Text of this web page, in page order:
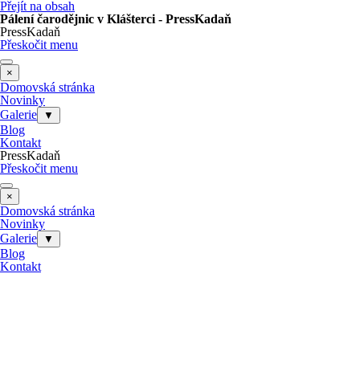
Přejít na obsah
Pálení čarodějnic v Klášterci - PressKadaň
PressKadaň
Přeskočit menu
×
Domovská stránka
Novinky
Galerie
▼
Blog
Kontakt
PressKadaň
Přeskočit menu
×
Domovská stránka
Novinky
Galerie
▼
Blog
Kontakt